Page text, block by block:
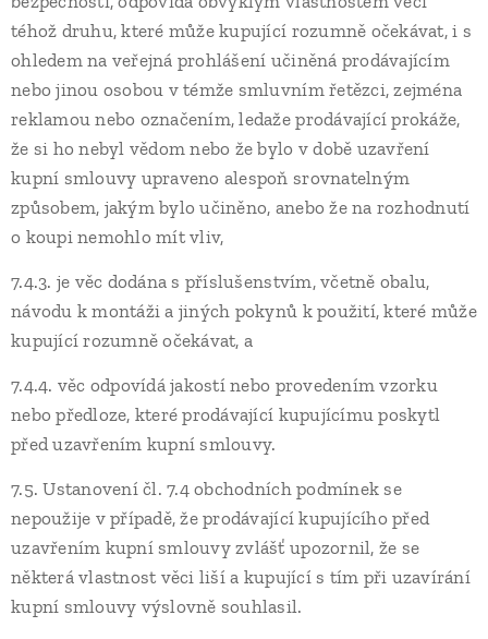
téhož druhu, které může kupující rozumně očekávat, i s
ohledem na veřejná prohlášení učiněná prodávajícím
nebo jinou osobou v témže smluvním řetězci, zejména
reklamou nebo označením, ledaže prodávající prokáže,
že si ho nebyl vědom nebo že bylo v době uzavření
kupní smlouvy upraveno alespoň srovnatelným
způsobem, jakým bylo učiněno, anebo že na rozhodnutí
o koupi nemohlo mít vliv,
7.4.3. je věc dodána s příslušenstvím, včetně obalu,
návodu k montáži a jiných pokynů k použití, které může
kupující rozumně očekávat, a
7.4.4. věc odpovídá jakostí nebo provedením vzorku
nebo předloze, které prodávající kupujícímu poskytl
před uzavřením kupní smlouvy.
7.5. Ustanovení čl. 7.4 obchodních podmínek se
nepoužije v případě, že prodávající kupujícího před
uzavřením kupní smlouvy zvlášť upozornil, že se
některá vlastnost věci liší a kupující s tím při uzavírání
kupní smlouvy výslovně souhlasil.